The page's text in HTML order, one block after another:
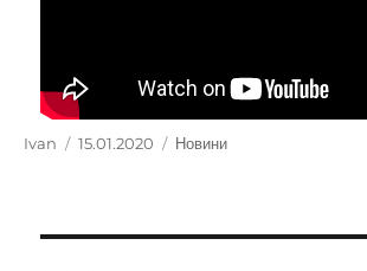
Автор
Ivan Оприлюднено
15.01.2020 Категорії
Новини